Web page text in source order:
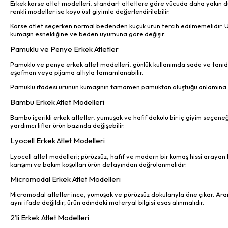
Erkek korse atlet modelleri, standart atletlere göre vücuda daha yakın
renkli modeller ise koyu üst giyimle değerlendirilebilir.
Korse atlet seçerken normal bedenden küçük ürün tercih edilmemelidir.
kumaşın esnekliğine ve beden uyumuna göre değişir.
Pamuklu ve Penye Erkek Atletler
Pamuklu ve penye erkek atlet modelleri, günlük kullanımda sade ve
eşofman veya pijama altıyla tamamlanabilir.
Pamuklu ifadesi ürünün kumaşının tamamen pamuktan oluştuğu
Bambu Erkek Atlet Modelleri
Bambu içerikli erkek atletler, yumuşak ve hafif dokulu bir iç giyim
yardımcı lifler ürün bazında değişebilir.
Lyocell Erkek Atlet Modelleri
Lyocell atlet modelleri; pürüzsüz, hafif ve modern bir kumaş hissi
karışımı ve bakım koşulları ürün detayından doğrulanmalıdır.
Micromodal Erkek Atlet Modelleri
Micromodal atletler ince, yumuşak ve pürüzsüz dokularıyla öne çıkar.
aynı ifade değildir; ürün adındaki materyal bilgisi esas alınmalıdır.
2’li Erkek Atlet Modelleri